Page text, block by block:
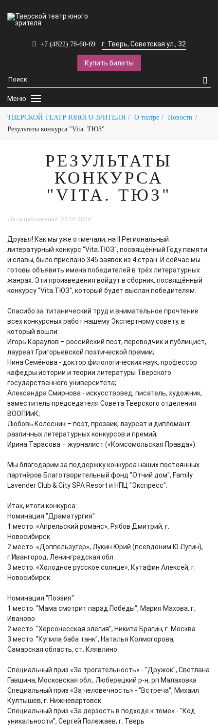
+7 (4822) 78-60-69 г. Тверь, Советская ул., 32
Купить билеты
Меню
ТВЕРСКОЙ ТЕАТР ЮНОГО ЗРИТЕЛЯ О театре
Новости
Результаты конкурса "Vita. ТЮЗ"
РЕЗУЛЬТАТЫ
КОНКУРСА
"VITA. ТЮЗ"
Дата публикации: 24.04.2020
Друзья! Как мы уже отмечали, на II Региональный
литературный конкурс "Vita.ТЮЗ", посвящённый Году памяти
и славы, было прислано 345 заявок из 4 стран. И сейчас мы
готовы объявить имена победителей в трёх литературных
жанрах. Эти произведения войдут в сборник, посвящённый
конкурсу "Vita.ТЮЗ", который будет выслан победителям.
Спасибо за титанический труд и внимательное прочтение
всех конкурсных работ нашему Экспертному совету, в
который вошли:
Игорь Караулов – российский поэт, переводчик и публицист,
лауреат Григорьевской поэтической премии;
Нина Семёнова - доктор филологических наук, профессор
кафедры истории и теории литературы Тверского
государственного университета;
Александра Смирнова - искусствовед, писатель, художник,
заместитель председателя Совета Тверского отделения
ВООПИиК;
Любовь Колесник – поэт, прозаик, лауреат и дипломант
различных литературных конкурсов и премий;
Ирина Тарасова – журналист («Комсомольская Правда»).
Мы благодарим за поддержку конкурса наших постоянных
партнёров Благотворительный фонд "Отчий дом", Family
Lavender Club & City SPA Resort и НПЦ "Экспресс".
Итак, итоги конкурса:
Номинация "Драматургия"
1 место. «Апрельский романс», Рябов Дмитрий, г.
Новосибирск
2 место. «Доппельзугер», Лукин Юрий (псевдоним Ю.Лугин),
г.Ивангород, Ленинградская обл.
3 место. «Холодное русское солнце», Кутафин Алексей, г.
Новосибирск.
Номинация "Поэзия"
1 место. "Мама смотрит парад Победы", Мария Махова, г.
Иваново
2 место. "Херсонесская элегия", Никита Брагин, г. Москва
3 место. "Купила баба танк", Наталья Колмогорова,
Самарская область, ст. Клявлино
Специальный приз «За трогательность» - "Дружок", Светлана
Гавшина, Московская обл., Люберецкий р-н, рп Малаховка
Специальный приз «За человечность» - "Встреча", Михаил
Култышев, г. Нижневартовск
Специальный приз «За дерзость в подходе к теме» - "Код
уникальности", Сергей Полежаев, г. Тверь